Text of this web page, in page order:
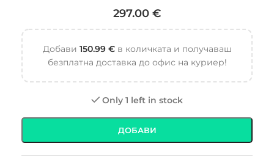
297.00 €
Добави 150.99 €в количката и получаваш
безплатна доставка до офис на куриер!
Only 1 left in stock
ДОБАВИ